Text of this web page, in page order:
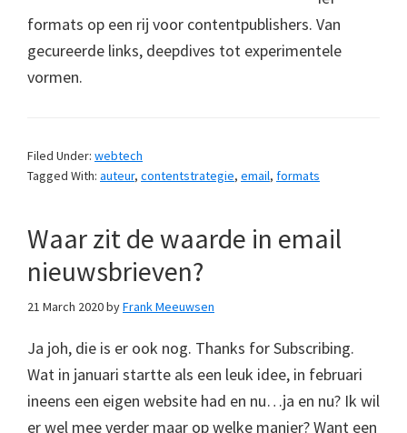
formats op een rij voor contentpublishers. Van
gecureerde links, deepdives tot experimentele
vormen.
Filed Under: webtech
Tagged With: auteur, contentstrategie, email, formats
Waar zit de waarde in email
nieuwsbrieven?
21 March 2020byFrank Meeuwsen
Ja joh, die is er ook nog. Thanks for Subscribing.
Wat in januari startte als een leuk idee, in februari
ineens een eigen website had en nu…ja en nu? Ik wil
er wel mee verder maar op welke manier? Want een